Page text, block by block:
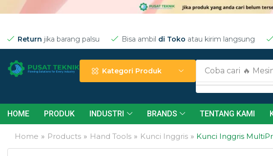
Return jika barang palsu Bisa ambil di Toko atau kirim langsung
Kategori Produk Coba cari 🔥 Jet
HOME PRODUK INDUSTRI BRANDS TENTANG KAMI
Home » Products » Hand Tools » Kunci Inggris » Kunci Inggris